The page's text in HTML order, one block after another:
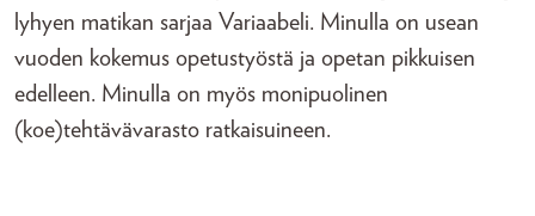
lyhyen matikan sarjaa Variaabeli. Minulla on usean
vuoden kokemus opetustyöstä ja opetan pikkuisen
edelleen. Minulla on myös monipuolinen
(koe)tehtävävarasto ratkaisuineen.